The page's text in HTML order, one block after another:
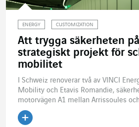
ENERGY CUSTOMIZATION
Att trygga säkerheten
strategiskt projekt för
mobilitet
I Schweiz renoverar två av VINCI
Mobility och Etavis Romandie,
motorvägen A1 mellan Arrissoules